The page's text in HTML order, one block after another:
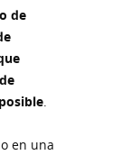
de
.
en una